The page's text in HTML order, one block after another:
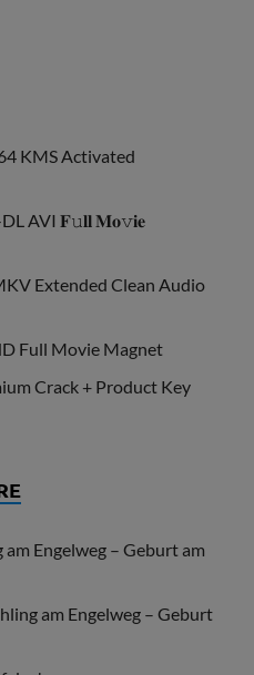
KMS Activated
AVI 𝐅𝚞𝐥𝐥 𝐌𝐨𝚟𝐢𝐞
Extended Clean Audio
Full Movie Magnet
Crack + Product Key
am Engelweg – Geburt am
am Engelweg – Geburt